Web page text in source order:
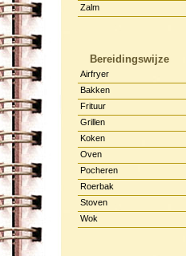
Zalm
Bereidingswijze
Airfryer
Bakken
Frituur
Grillen
Koken
Oven
Pocheren
Roerbak
Stoven
Wok